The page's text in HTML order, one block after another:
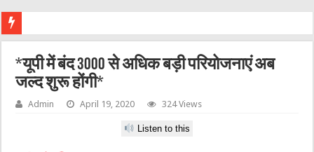
*यूपी में बंद 3000 से अधिक बड़ी परियोजनाएं अब
जल्द शुरू होंगी*
Admin April 19, 2020 324 Views
Listen to this